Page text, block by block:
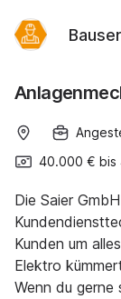
40.000 € bis
Die Saier
Kunden um
Elektro
Wenn du